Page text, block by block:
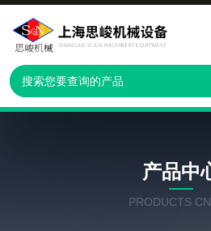
产品中
PRODUCTS